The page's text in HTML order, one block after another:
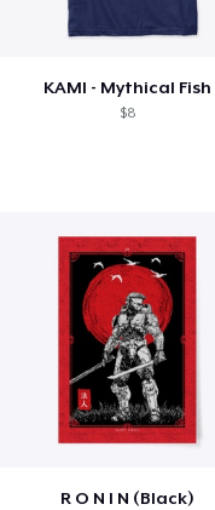
KAMI - Mythical Fish
$8
R O N I N (Black)